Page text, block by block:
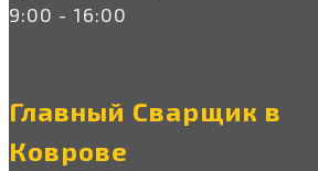
9:00 - 16:00
Главный Сварщик в
Коврове